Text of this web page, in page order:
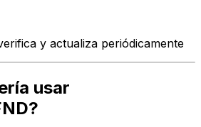
y actualiza periódicamente
usar